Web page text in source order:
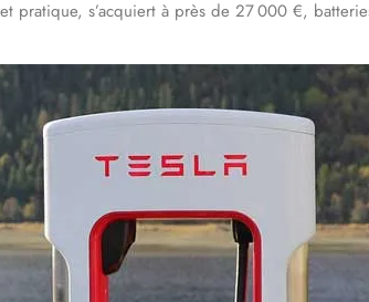
pratique, s’acquiert à près de 27 000 €,